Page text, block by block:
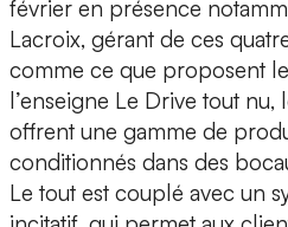
février en présence
Lacroix, gérant de ces
comme ce que proposent
l’enseigne Le Drive tout
offrent une gamme de
conditionnés dans des
Le tout est couplé avec un